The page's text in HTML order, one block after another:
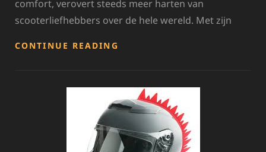
comfort, verovert steeds meer harten van
scooterliefhebbers over de hele wereld. Met zijn
CONTINUE READING
SCOOTER:
COMFORTABELE
MOBILITEIT
MET
KLASSE